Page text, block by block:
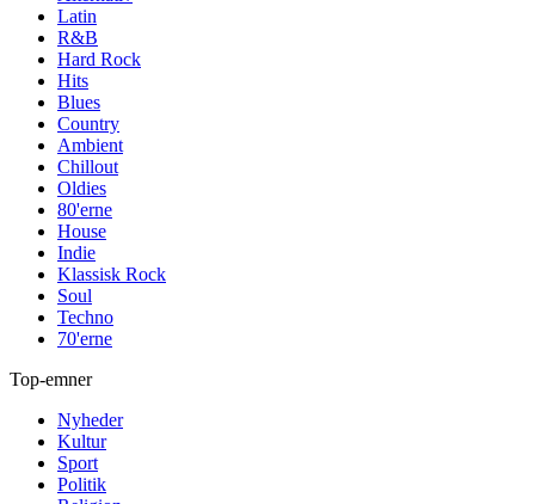
Latin
R&B
Hard Rock
Hits
Blues
Country
Ambient
Chillout
Oldies
80'erne
House
Indie
Klassisk Rock
Soul
Techno
70'erne
Top-emner
Nyheder
Kultur
Sport
Politik